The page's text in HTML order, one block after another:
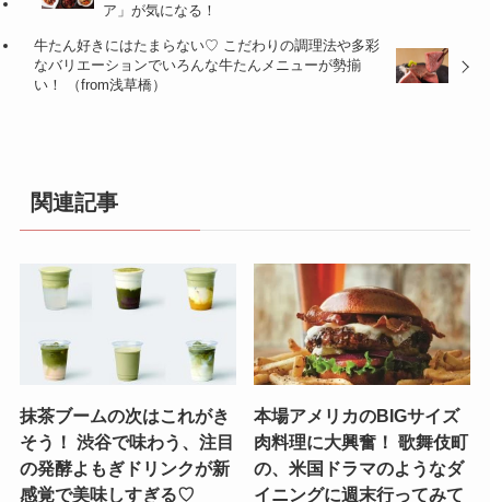
ア」が気になる！
牛たん好きにはたまらない♡ こだわりの調理法や多彩
なバリエーションでいろんな牛たんメニューが勢揃
い！ （from浅草橋）
関連記事
抹茶ブームの次はこれがき
そう！ 渋谷で味わう、注目
の発酵よもぎドリンクが新
感覚で美味しすぎる♡
本場アメリカのBIGサイズ
肉料理に大興奮！ 歌舞伎町
の、米国ドラマのようなダ
イニングに週末行ってみて